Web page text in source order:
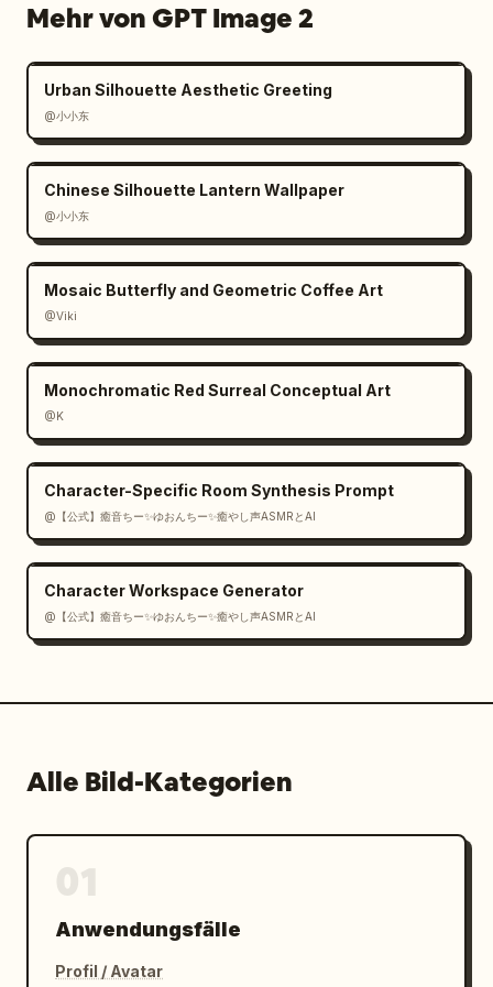
Mehr von GPT Image 2
Urban Silhouette Aesthetic Greeting
@小小东
Chinese Silhouette Lantern Wallpaper
@小小东
Mosaic Butterfly and Geometric Coffee Art
@Viki
Monochromatic Red Surreal Conceptual Art
@K
Character-Specific Room Synthesis Prompt
@【公式】癒音ちー✨ゆおんちー✨癒やし声ASMRとAI
Character Workspace Generator
@【公式】癒音ちー✨ゆおんちー✨癒やし声ASMRとAI
Alle Bild-Kategorien
Anwendungsfälle
Profil / Avatar